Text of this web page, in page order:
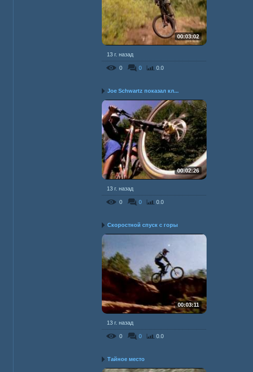
00:03:02
13 г. назад
0 0 0.0
Joe Schwartz показал кл...
00:02:26
13 г. назад
0 0 0.0
Скоростной спуск с горы
00:03:11
13 г. назад
0 0 0.0
Тайное место